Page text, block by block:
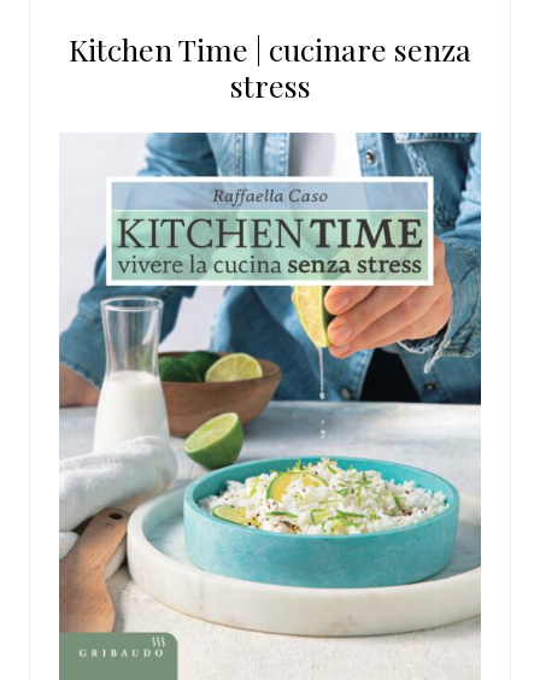
sito
Kitchen Time | cucinare senza
stress